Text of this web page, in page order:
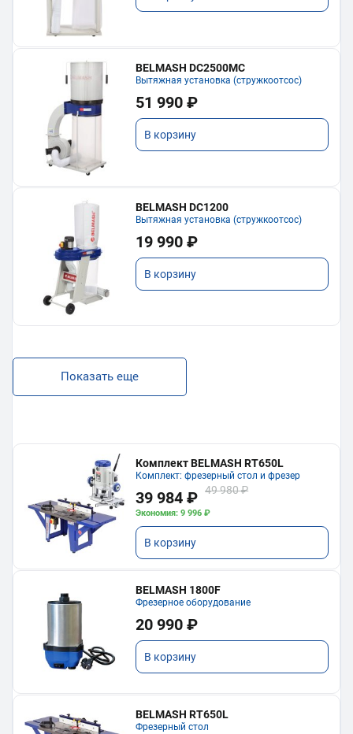
BELMASH DC2500MC
Вытяжная установка (стружкоотсос)
51 990 ₽
В корзину
BELMASH DC1200
Вытяжная установка (стружкоотсос)
19 990 ₽
В корзину
Показать еще
Комплект BELMASH RT650L
Комплект: фрезерный стол и фрезер
39 984 ₽ 49 980 ₽
Экономия: 9 996 ₽
В корзину
BELMASH 1800F
Фрезерное оборудование
20 990 ₽
В корзину
BELMASH RT650L
Фрезерный стол